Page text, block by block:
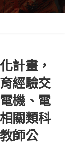
計畫，
經驗交
機、電
關類科
師公